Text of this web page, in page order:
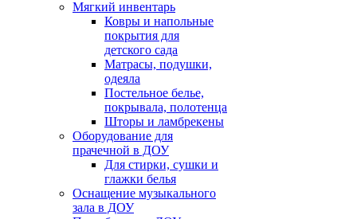
Мягкий инвентарь
Ковры и напольные
покрытия для
детского сада
Матрасы, подушки,
одеяла
Постельное белье,
покрывала, полотенца
Шторы и ламбрекены
Оборудование для
прачечной в ДОУ
Для стирки, сушки и
глажки белья
Оснащение музыкального
зала в ДОУ